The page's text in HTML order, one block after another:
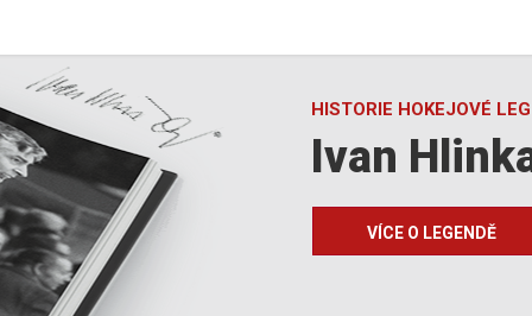
HISTORIE HOKEJOVÉ
Ivan
VÍCE O LEGENDĚ